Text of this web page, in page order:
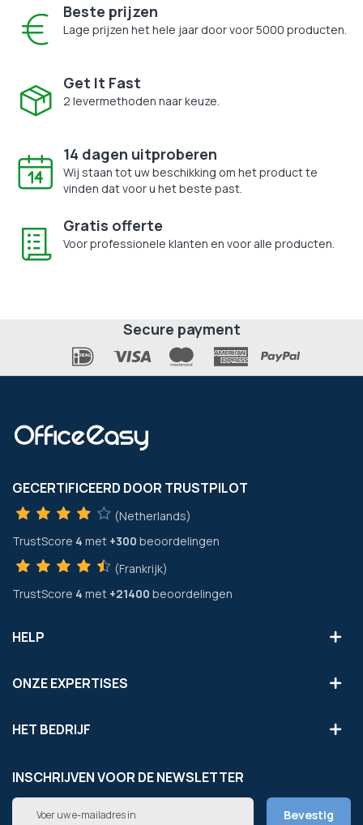
Beste prijzen
Lage prijzen het hele jaar door voor 5000 producten.
Get It Fast
2 levermethoden naar keuze.
14 dagen uitproberen
Wij staan tot uw beschikking om het product te
vinden dat voor u het beste past.
Gratis offerte
Voor professionele klanten en voor alle producten.
Secure payment
GECERTIFICEERD DOOR TRUSTPILOT
(Netherlands)
TrustScore 4 met +300 beoordelingen
(Frankrijk)
TrustScore 4 met +21400 beoordelingen
HELP
ONZE EXPERTISES
HET BEDRIJF
INSCHRIJVEN VOOR DE NEWSLETTER
Abonneer
Bevestig